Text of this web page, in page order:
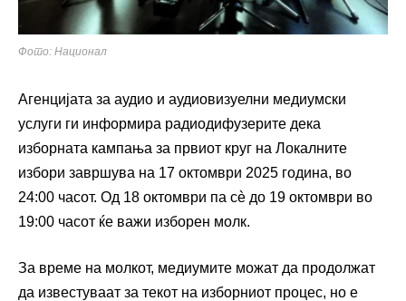
Фото: Национал
Агенцијата за аудио и аудиовизуелни медиумски
услуги ги информира радиодифузерите дека
изборната кампања за првиот круг на Локалните
избори завршува на 17 октомври 2025 година, во
24:00 часот. Од 18 октомври па сè до 19 октомври во
19:00 часот ќе важи изборен молк.
За време на молкот, медиумите можат да продолжат
да известуваат за текот на изборниот процес, но е